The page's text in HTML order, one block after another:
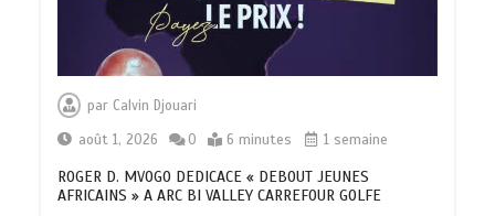
par Calvin Djouari
août 1, 2026
0 6 minutes 1 semaine
ROGER D. MVOGO DEDICACE « DEBOUT JEUNES
AFRICAINS » A ARC BI VALLEY CARREFOUR GOLFE